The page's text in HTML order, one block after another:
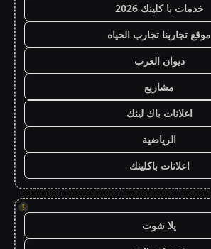
خدمات با كلينك 2026
موقع تجاربنا تجارب الحياه
ديوان العرب
مشاريع
اعلانات باك لينك
الرياضية
اعلانات باكلينك
!
يلا شوت